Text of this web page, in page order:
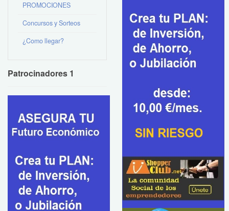
PROMOCIONES
Concursos y Sorteos
¿Como llegar?
Patrocinadores 1